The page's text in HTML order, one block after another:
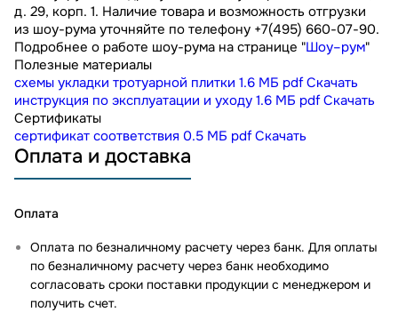
д. 29, корп. 1. Наличие товара и возможность отгрузки
из шоу-рума уточняйте по телефону +7(495) 660-07-90.
Подробнее о работе шоу-рума на странице "Шоу–рум"
Полезные материалы
схемы укладки тротуарной плитки 1.6 МБ pdf Скачать
инструкция по эксплуатации и уходу 1.6 МБ pdf Скачать
Сертификаты
сертификат соответствия 0.5 МБ pdf Скачать
Оплата и доставка
Оплата
Оплата по безналичному расчету через банк. Для оплаты
по безналичному расчету через банк необходимо
согласовать сроки поставки продукции с менеджером и
получить счет.